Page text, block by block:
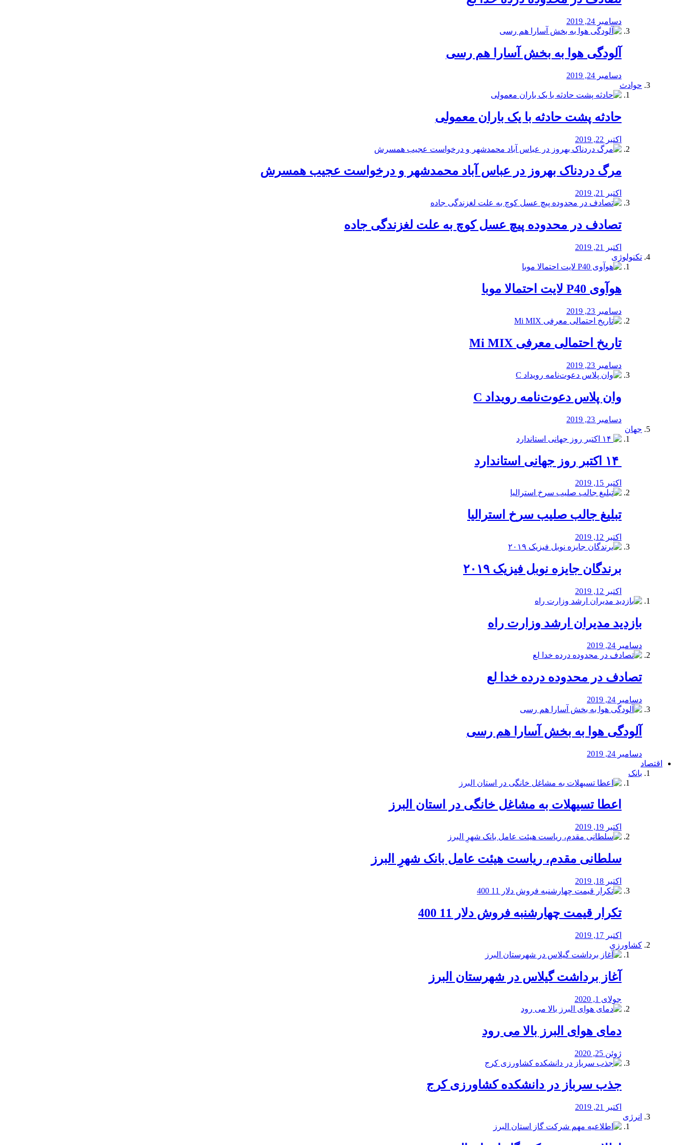
دسامبر 24, 2019
آلودگی هوا به بخش آسارا هم رسی
دسامبر 24, 2019
حوادث
️حادثه پشت حادثه با یک باران معمولی
اکتبر 22, 2019
مرگ دردناک بهروز در عباس آباد محمدشهر و درخواست عجیب همسرش
اکتبر 21, 2019
تصادف در محدوده پیچ عسل کوچ به علت لغزندگی جاده
اکتبر 21, 2019
تکنولوژی
هوآوی P40 لایت احتمالا موبا
دسامبر 23, 2019
تاریخ احتمالی معرفی Mi MIX
دسامبر 23, 2019
وان پلاس دعوت‌نامه رویداد C
دسامبر 23, 2019
جهان
اکتبر 15, 2019
تبلیغ جالب صلیب سرخ استرالیا
اکتبر 12, 2019
برندگان جایزه نوبل فیزیک ۲۰۱۹
اکتبر 12, 2019
بازدید مدیران ارشد وزارت راه
دسامبر 24, 2019
تصادف در محدوده درده خدا لع
دسامبر 24, 2019
آلودگی هوا به بخش آسارا هم رسی
دسامبر 24, 2019
اقتصاد
بانک
️اعطا تسیهلات به مشاغل خانگی در استان البرز
اکتبر 19, 2019
سلطانی مقدم، ریاست هیئت عامل بانک شهرِ البرز
اکتبر 18, 2019
تکرار قیمت چهارشنبه فروش دلار 11 400
اکتبر 17, 2019
کشاورزی
آغاز برداشت گیلاس در شهرستان البرز
جولای 1, 2020
دمای هوای البرز بالا می رود
ژوئن 25, 2020
جذب سرباز در دانشکده کشاورزی کرج
اکتبر 21, 2019
انرژی